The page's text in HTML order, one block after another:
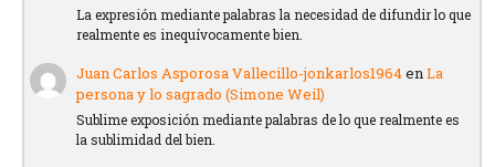
La expresión mediante palabras la necesidad de difundir lo que
realmente es inequívocamente bien.
Juan Carlos Asporosa Vallecillo-jonkarlos1964enLa
persona y lo sagrado (Simone Weil)
Sublime exposición mediante palabras de lo que realmente es
la sublimidad del bien.